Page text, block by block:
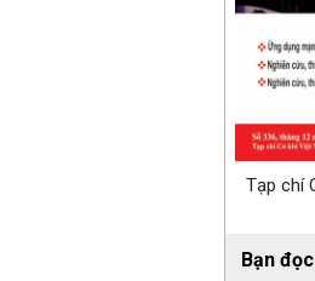
Tạp chí
Bạn